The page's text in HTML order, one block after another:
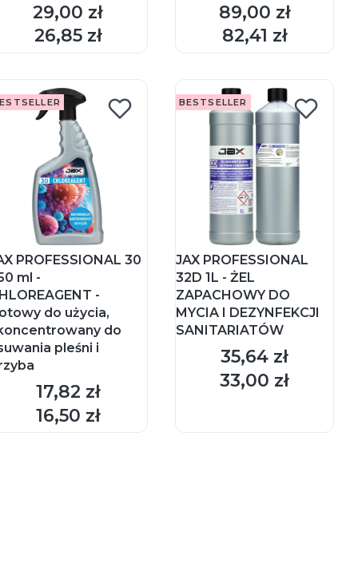
Cena
29,00 zł
Cena
26,85 zł
DO KOSZYKA
Cena
89,00 zł
Cena
82,41 zł
DO KOSZYKA
PROFESSIONAL 30
ml -
-
do użycia,
do
pleśni i
Cena
17,82 zł
Cena
16,50 zł
DO KOSZYKA
BESTSELLER
JAX PROFESSIONAL
32D 1L - ŻEL
ZAPACHOWY DO
MYCIA I DEZYNFEKCJI
SANITARIATÓW
Cena
35,64 zł
Cena
33,00 zł